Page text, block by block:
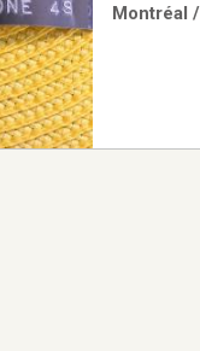
négociable.
Montréal